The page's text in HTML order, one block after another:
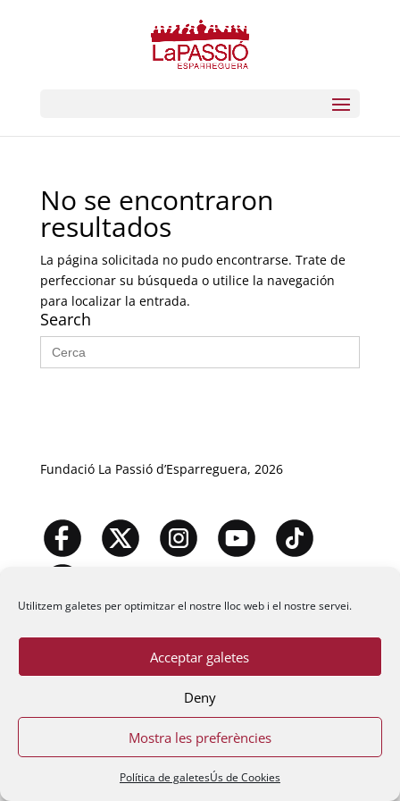
Utilitzem galetes per optimitzar el nostre lloc web i el nostre servei.
Acceptar galetes
Deny
Mostra les preferències
Política de galetesÚs de Cookies
No se encontraron
resultados
La página solicitada no pudo encontrarse. Trate de
perfeccionar su búsqueda o utilice la navegación
para localizar la entrada.
Search
Buscar:
Fundació La Passió d’Esparreguera, 2026